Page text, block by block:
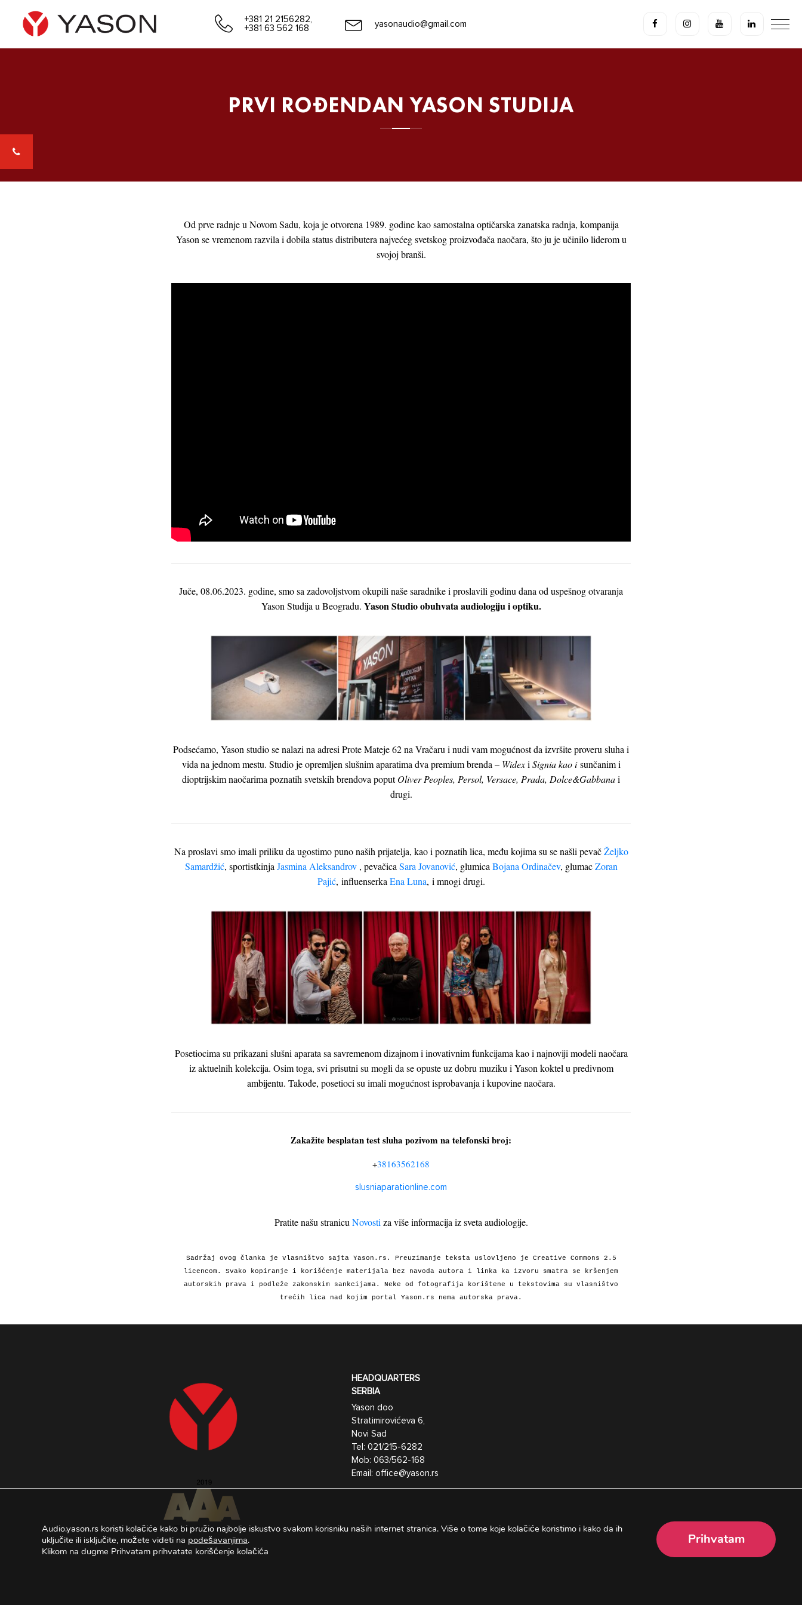
+381 21 2156282,
+381 63 562 168
yasonaudio@gmail.com
PRVI ROĐENDAN YASON STUDIJA
Od prve radnje u Novom Sadu, koja je otvorena 1989. godine kao samostalna optičarska zanatska radnja, kompanija
Yason se vremenom razvila i dobila status distributera najvećeg svetskog proizvođača naočara, što ju je učinilo liderom u
svojoj branši.
Juče, 08.06.2023. godine, smo sa zadovoljstvom okupili naše saradnike i proslavili godinu dana od uspešnog otvaranja
Yason Studija u Beogradu. Yason Studio obuhvata audiologiju i optiku.
Podsećamo, Yason studio se nalazi na adresi Prote Mateje 62 na Vračaru i nudi vam mogućnost da izvršite proveru sluha i
vida na jednom mestu. Studio je opremljen slušnim aparatima dva premium brenda – Widexi Signia kao isunčanim i
dioptrijskim naočarima poznatih svetskih brendova poputOliver Peoples, Persol, Versace, Prada, Dolce&Gabbanai
drugi.
Na proslavi smo imali priliku da ugostimo puno naših prijatelja, kao i poznatih lica, među kojima su se našli pevačŽeljko
Samardžić, sportistkinja Jasmina Aleksandrov, pevačica Sara Jovanović, glumica Bojana Ordinačev, glumacZoran
Pajić, influenserka Ena Luna, i mnogi drugi.
Posetiocima su prikazani slušni aparata sa savremenom dizajnom i inovativnim funkcijama kao i najnoviji modeli naočara
iz aktuelnih kolekcija. Osim toga, svi prisutni su mogli da se opuste uz dobru muziku i Yason koktel u predivnom
ambijentu. Takođe, posetioci su imali mogućnost isprobavanja i kupovine naočara.
Zakažite besplatan test sluha pozivom na telefonski broj:
+38163562168
slusniaparationline.com
Pratite našu stranicu Novosti za više informacija iz sveta audiologije.
Sadržaj ovog članka je vlasništvo sajta Yason.rs. Preuzimanje teksta uslovljeno je Creative Commons 2.5
licencom. Svako kopiranje i korišćenje materijala bez navoda autora i linka ka izvoru smatra se kršenjem
autorskih prava i podleže zakonskim sankcijama. Neke od fotografija korištene u tekstovima su vlasništvo
trećih lica nad kojim portal Yason.rs nema autorska prava.
HEADQUARTERS
SERBIA
Yason doo
Stratimirovićeva 6,
Novi Sad
Tel: 021/215-6282
Mob: 063/562-168
Email: office@yason.rs
Audio.yason.rs koristi kolačiće kako bi pružio najbolje iskustvo svakom korisniku naših internet stranica. Više o tome koje kolačiće koristimo i kako da ih
uključite ili isključite, možete videti na podešavanjima.
Klikom na dugme Prihvatam prihvatate korišćenje kolačića
Prihvatam